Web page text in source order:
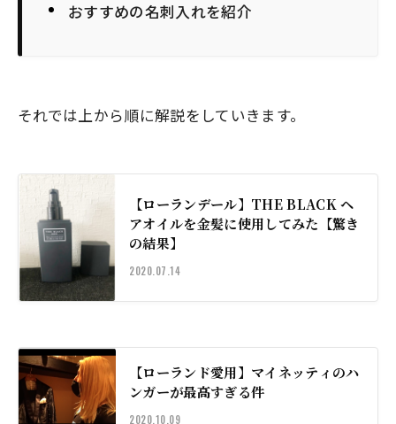
おすすめの名刺入れを紹介
それでは上から順に解説をしていきます。
【ローランデール】THE BLACK ヘ
アオイルを金髪に使用してみた【驚き
の結果】
2020.07.14
【ローランド愛用】マイネッティのハ
ンガーが最高すぎる件
2020.10.09